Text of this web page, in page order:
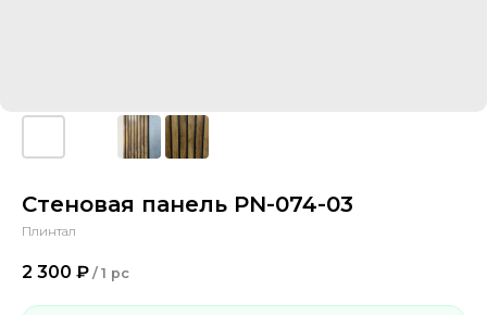
Стеновая панель PN-074-03
Плинтал
2 300 ₽ / 1 pc